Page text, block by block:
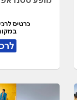
כרטיס
במקום